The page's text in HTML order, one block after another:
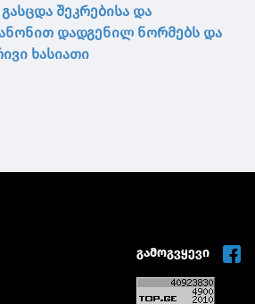
შეკრებისა და
დადგენილ ნორმებს და
ხასიათი
გამოგვყევი